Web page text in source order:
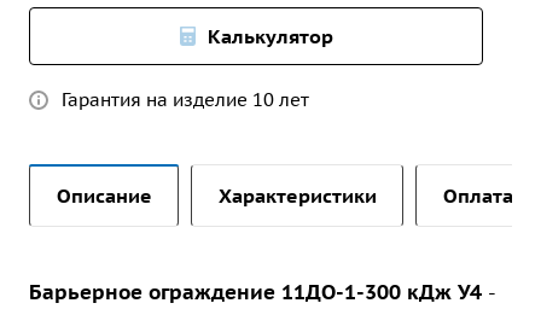
Калькулятор
Гарантия на изделие 10 лет
Описание Характеристики Оплата и
Барьерное ограждение 11ДО-1-300 кДж У4 -